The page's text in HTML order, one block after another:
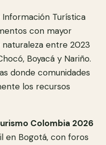
Información Turística
con mayor
entre 2023
Boyacá y Nariño.
donde comunidades
los recursos
Colombia 2026
en Bogotá, con foros